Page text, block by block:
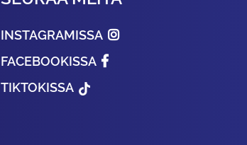
INSTAGRAMISSA
FACEBOOKISSA
TIKTOKISSA